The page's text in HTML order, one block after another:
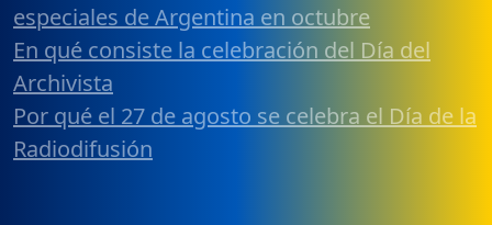
especiales de Argentina en octubre
En qué consiste la celebración del Día del
Archivista
Por qué el 27 de agosto se celebra el Día de la
Radiodifusión